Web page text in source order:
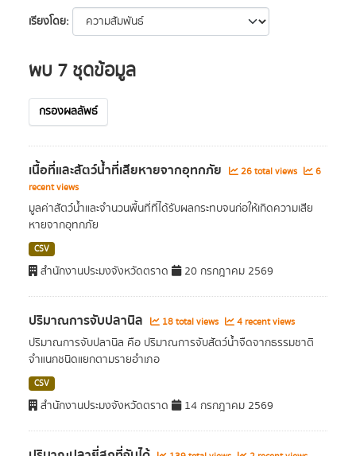
เรียงโดย
พบ 7 ชุดข้อมูล
กรองผลลัพธ์
เนื้อที่และสัตว์น้ำที่เสียหายจากอุทกภัย 26 total views
6
recent views
มูลค่าสัตว์น้ำและจำนวนพื้นที่ที่ได้รับผลกระทบจนก่อให้เกิดความเสีย
หายจากอุทกภัย
CSV
สำนักงานประมงจังหวัดตราด 20 กรกฎาคม 2569
ปริมาณการจับปลานิล 18 total views 4 recent views
ปริมาณการจับปลานิล คือ ปริมาณการจับสัตว์น้ำจืดจากธรรมชาติ
จำแนกชนิดแยกตามรายอำเภอ
CSV
สำนักงานประมงจังหวัดตราด 14 กรกฎาคม 2569